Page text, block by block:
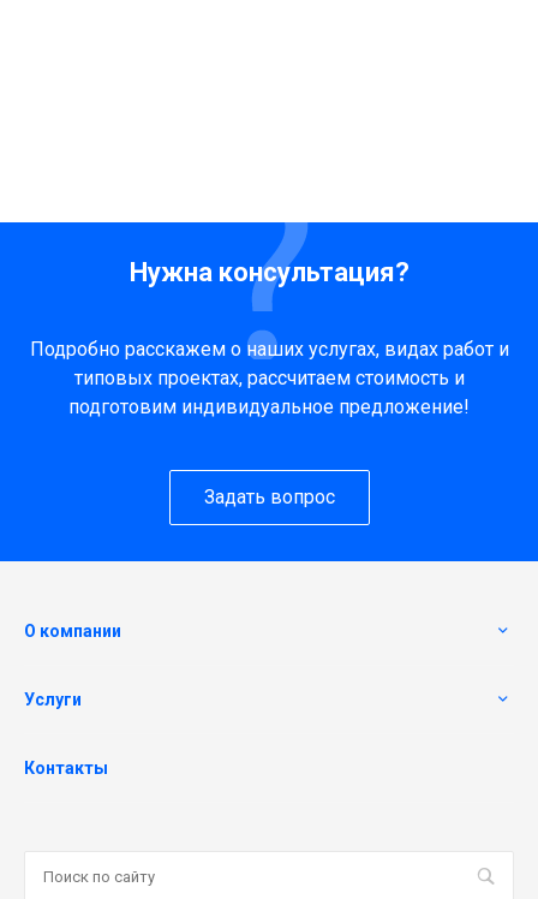
Нужна консультация?
Подробно расскажем о наших услугах, видах работ и
типовых проектах, рассчитаем стоимость и
подготовим индивидуальное предложение!
Задать вопрос
О компании
Услуги
Контакты